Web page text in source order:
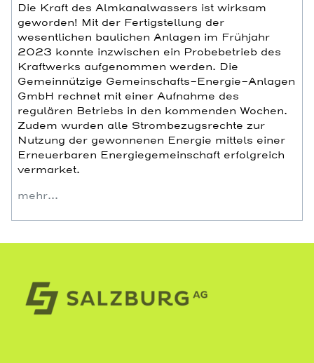
Die Kraft des Almkanalwassers ist wirksam
geworden! Mit der Fertigstellung der
wesentlichen baulichen Anlagen im Frühjahr
2023 konnte inzwischen ein Probebetrieb des
Kraftwerks aufgenommen werden. Die
Gemeinnützige Gemeinschafts-Energie-Anlagen
GmbH rechnet mit einer Aufnahme des
regulären Betriebs in den kommenden Wochen.
Zudem wurden alle Strombezugsrechte zur
Nutzung der gewonnenen Energie mittels einer
Erneuerbaren Energiegemeinschaft erfolgreich
vermarket.
mehr…